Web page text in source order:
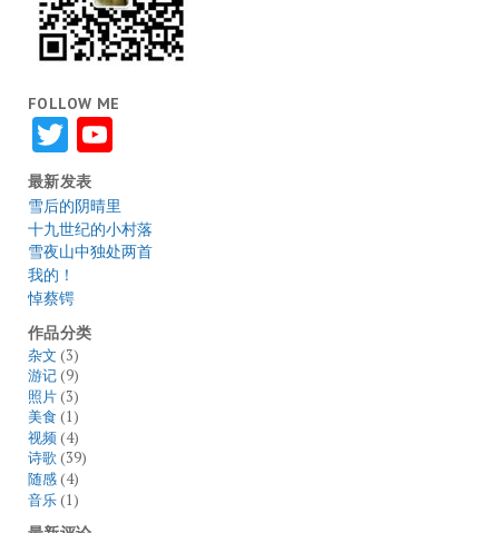
FOLLOW ME
TwitterYouTube
最新发表
雪后的阴晴里
十九世纪的小村落
雪夜山中独处两首
我的！
悼蔡锷
作品分类
杂文 (3)
游记(9)
照片(3)
美食 (1)
视频(4)
诗歌(39)
随感(4)
音乐(1)